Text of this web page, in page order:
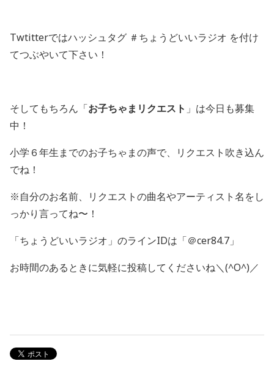
Twtitterではハッシュタグ ＃ちょうどいいラジオ を付け
てつぶやいて下さい！
そしてもちろん「お子ちゃまリクエスト 」は今日も募集
中！
小学６年生までのお子ちゃまの声で、リクエスト吹き込ん
でね！
※自分のお名前、リクエストの曲名やアーティスト名をし
っかり言ってね〜！
「ちょうどいいラジオ」のラインIDは「＠cer84.7」
お時間のあるときに気軽に投稿してくださいね＼(^O^)／